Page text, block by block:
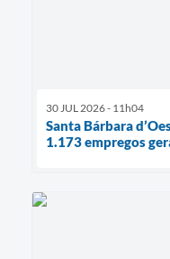
30 JUL 2026 - 11h04
Santa Bárbara
1.173 empregos